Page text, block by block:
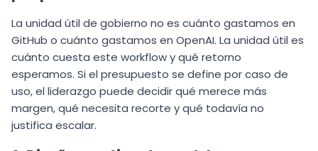
La unidad útil de gobierno no es cuánto gastamos en
GitHub o cuánto gastamos en OpenAI. La unidad útil es
cuánto cuesta este workflow y qué retorno
esperamos. Si el presupuesto se define por caso de
uso, el liderazgo puede decidir qué merece más
margen, qué necesita recorte y qué todavía no
justifica escalar.